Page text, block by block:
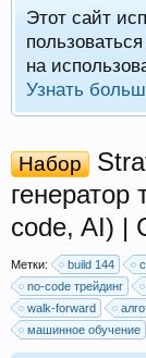
Этот сайт
на
Узнать
Набор
генератор
code, AI) |
Метки: build 144
no-code трейдинг
walk-forward
машинное обучение